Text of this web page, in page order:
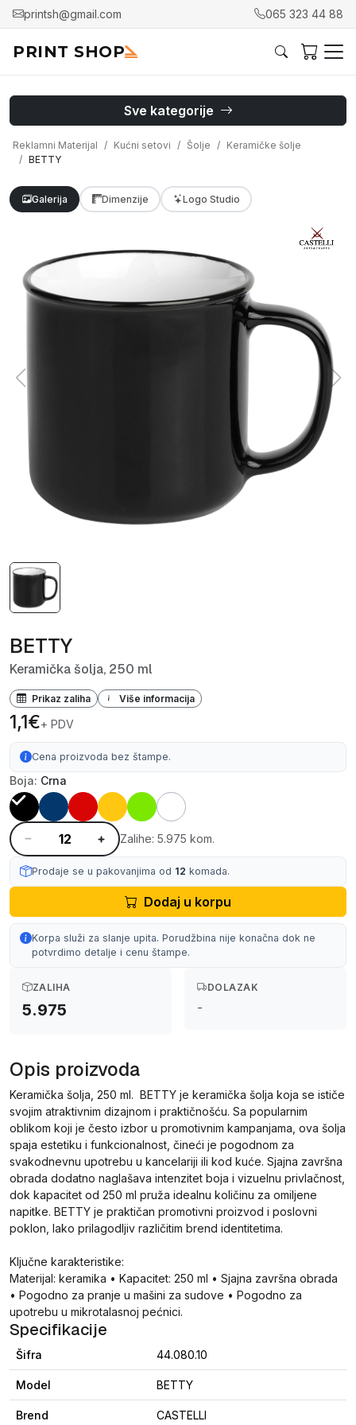
printsh@gmail.com 065 323 44 88
PRINT SHOP
Sve kategorije
Reklamni Materijal Kućni setovi Šolje
Keramičke šolje
BETTY
Galerija Dimenzije Logo Studio
BETTY
Keramička šolja, 250 ml
Prikaz zaliha Više informacija
1,1€+ PDV
Cena proizvoda bez štampe.
Boja: Crna
Zalihe: 5.975 kom.
Prodaje se u pakovanjima od 12 komada.
Dodaj u korpu
Korpa služi za slanje upita. Porudžbina nije konačna dok ne
potvrdimo detalje i cenu štampe.
ZALIHA
5.975
DOLAZAK
-
Opis proizvoda
Keramička šolja, 250 ml. BETTY je keramička šolja koja se ističe
svojim atraktivnim dizajnom i praktičnošću. Sa popularnim
oblikom koji je često izbor u promotivnim kampanjama, ova šolja
spaja estetiku i funkcionalnost, čineći je pogodnom za
svakodnevnu upotrebu u kancelariji ili kod kuće. Sjajna završna
obrada dodatno naglašava intenzitet boja i vizuelnu privlačnost,
dok kapacitet od 250 ml pruža idealnu količinu za omiljene
napitke. BETTY je praktičan promotivni proizvod i poslovni
poklon, lako prilagodljiv različitim brend identitetima.
Ključne karakteristike:
Materijal: keramika • Kapacitet: 250 ml • Sjajna završna obrada
• Pogodno za pranje u mašini za sudove • Pogodno za
upotrebu u mikrotalasnoj pećnici.
Specifikacije
Šifra 44.080.10
Model BETTY
Brend CASTELLI